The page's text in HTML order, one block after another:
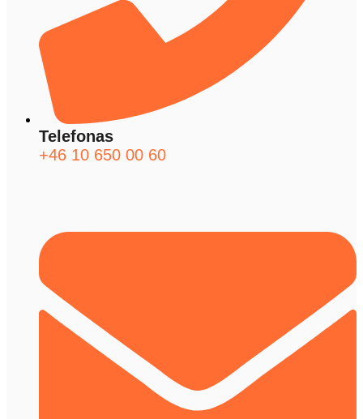
Telefonas
+46 10 650 00 60